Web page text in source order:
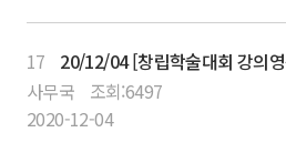
17
사무국
조회:6497
2020-12-04